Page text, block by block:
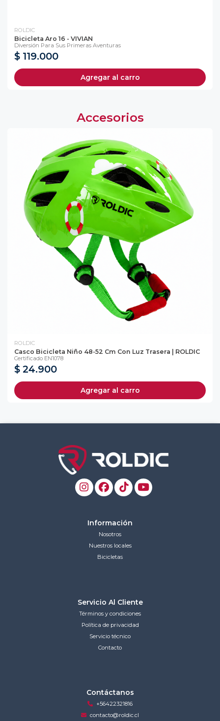
ROLDIC
Bicicleta Aro 16 - VIVIAN
Diversión Para Sus Primeras Aventuras
$ 119.000
Agregar al carro
Accesorios
ROLDIC
Casco Bicicleta Niño 48-52 Cm Con Luz Trasera | ROLDIC
Certificado EN1078
$ 24.900
Agregar al carro
Información
Nosotros
Nuestros locales
Bicicletas
Servicio Al Cliente
Términos y condiciones
Política de privacidad
Servicio técnico
Contacto
Contáctanos
+56422321816
contacto@roldic.cl